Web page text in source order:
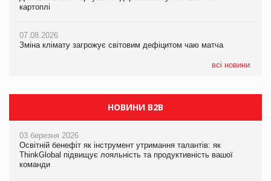
картоплі
07.08.2026
Зміна клімату загрожує світовим дефіцитом чаю матча
всі новини
07.08.2026
EVA.UA запустила кампанію «Хто б знав» про асортимент,
Kraft Heinz скоротила збиток у першому півріччі
НОВИНИ B2B
03 березня 2026
Освітній бенефіт як інструмент утримання талантів: як
ThinkGlobal підвищує лояльність та продуктивність вашої
команди